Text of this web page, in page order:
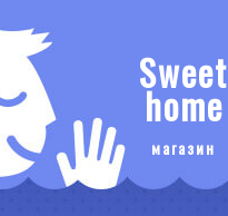
Sweet
home
магазин